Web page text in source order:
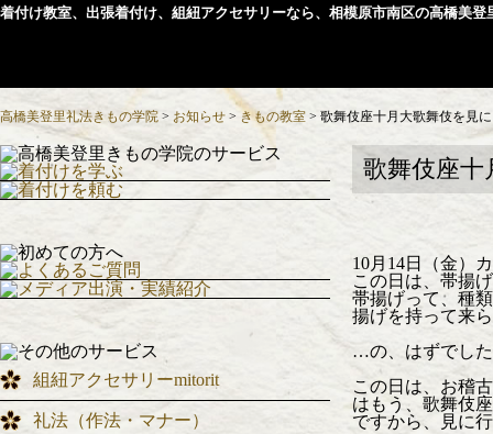
着付け教室、出張着付け、組紐アクセサリーなら、相模原市南区の高橋美登
高橋美登里礼法きもの学院 > お知らせ > きもの教室 > 歌舞伎座十月大歌舞伎を見
歌舞伎座
10月14日（金）
この日は、帯揚
帯揚げって、種
揚げを持って来
…の、はずでし
この日は、お稽
はもう、歌舞伎
ですから、見に
組紐アクセサリーmitorit
礼法（作法・マナー）